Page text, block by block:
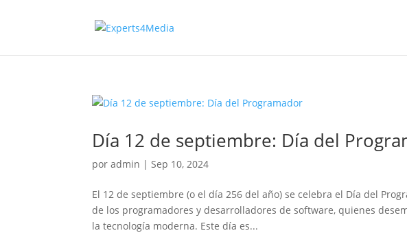
Día 12 de septiembre: Día del
poradmin |Sep 10, 2024
El 12 de septiembre (o el día 256 del año) se celebra el Día del
de los programadores y desarrolladores de software, quienes
la tecnología moderna. Este día es...